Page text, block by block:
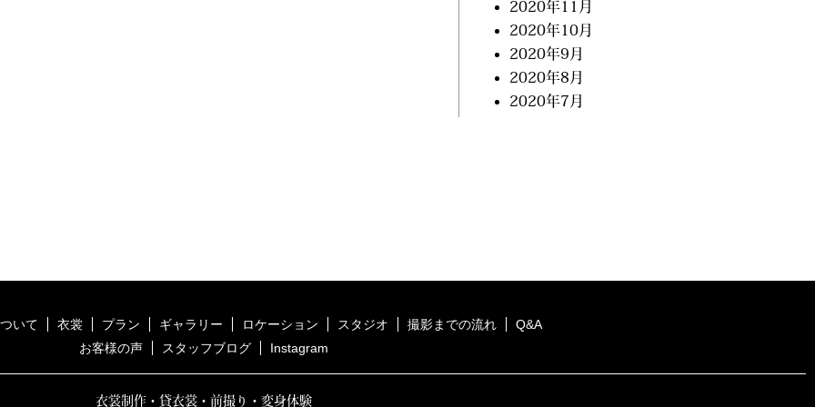
2020年11月
2020年10月
2020年9月
2020年8月
2020年7月
いて 衣裳 プラン ギャラリー ロケーション スタジオ 撮影までの流れ
Q&A
お客様の声
スタッフブログ Instagram
衣裳制作・貸衣裳・前撮り・変身体験